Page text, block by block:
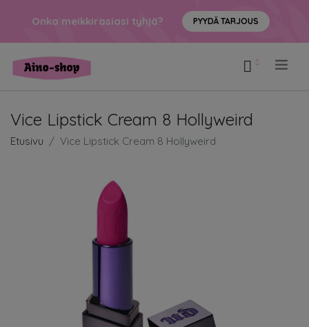
Onko meikkirasiasi tyhjä? PYYDÄ TARJOUS
Vice Lipstick Cream 8 Hollyweird
Etusivu Vice Lipstick Cream 8 Hollyweird